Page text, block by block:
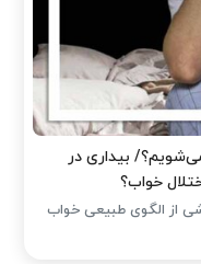
۳ صبح بیدار می‌شویم؟/ بیداری در
خواب؟
بخشی از الگوی طبیعی خواب